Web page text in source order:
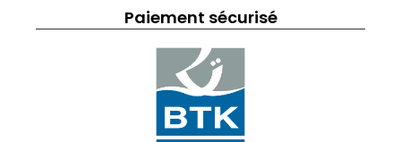
Paiement sécurisé